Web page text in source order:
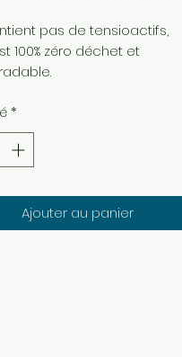
pas de tensioactifs,
100% zéro déchet et
*
Ajouter au panier